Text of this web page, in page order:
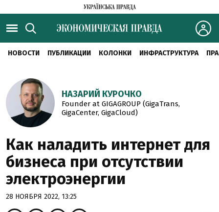
НОВОСТИ ПУБЛИКАЦИИ КОЛОНКИ ИНФРАСТРУКТУРА
НАЗАРИЙ КУРОЧКО
Founder at GIGAGROUP (GigaTrans,
GigaCenter, GigaCloud)
Как наладить интернет для
бизнеса при отсутствии
электроэнергии
28 НОЯБРЯ 2022, 13:25